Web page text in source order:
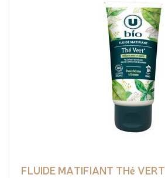
FLUIDE MATIFIANT THé VERT